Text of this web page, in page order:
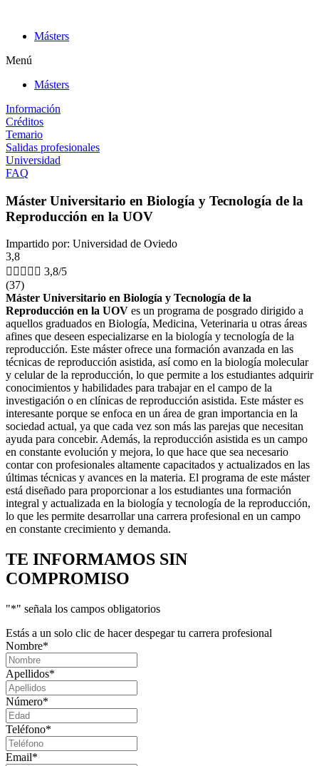
contenidoMásters
Menú
Másters
Información
Créditos
Temario
Salidas profesionales
Universidad
FAQ
Máster Universitario en Biología y Tecnología de la
Reproducción en la UOV
Impartido por: Universidad de Oviedo
3,8
     3,8/5
(37)
Máster Universitario en Biología y Tecnología de la
Reproducción en la UOV es un programa de posgrado dirigido a
aquellos graduados en Biología, Medicina, Veterinaria u otras áreas
afines que deseen especializarse en la biología y tecnología de la
reproducción. Este máster ofrece una formación avanzada en las
técnicas de reproducción asistida, así como en la biología molecular
y celular de la reproducción, lo que permite a los estudiantes adquirir
conocimientos y habilidades para trabajar en el campo de la
investigación o en clínicas de reproducción asistida. Este máster es
interesante porque se enfoca en un área de gran importancia en la
sociedad actual, ya que cada vez son más las parejas que necesitan
ayuda para concebir. Además, la reproducción asistida es un campo
en constante evolución y mejora, lo que hace que sea necesario
contar con profesionales altamente capacitados y actualizados en las
últimas técnicas y avances en la materia. El programa de este máster
está diseñado para proporcionar a los estudiantes una formación
integral y actualizada en la biología y tecnología de la reproducción,
lo que les permite desarrollar una carrera profesional en un campo
en constante crecimiento y demanda.
TE INFORMAMOS SIN
COMPROMISO
"*" señala los campos obligatorios
Estás a un solo clic de hacer despegar tu carrera profesional
Nombre*
Apellidos*
Número*
Teléfono*
Email*